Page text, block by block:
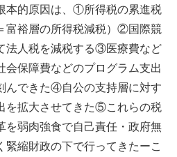
本的原因は、①所得税の累進税
富裕層の所得税減税）②国際競
法人税を減税する③医療費など
保障費などのプログラム支出
んできた④自公の支持層に対す
を拡大させてきた⑤これらの税
を弱肉強食で自己責任・政府無
縮財政の下で行ってきたーこ